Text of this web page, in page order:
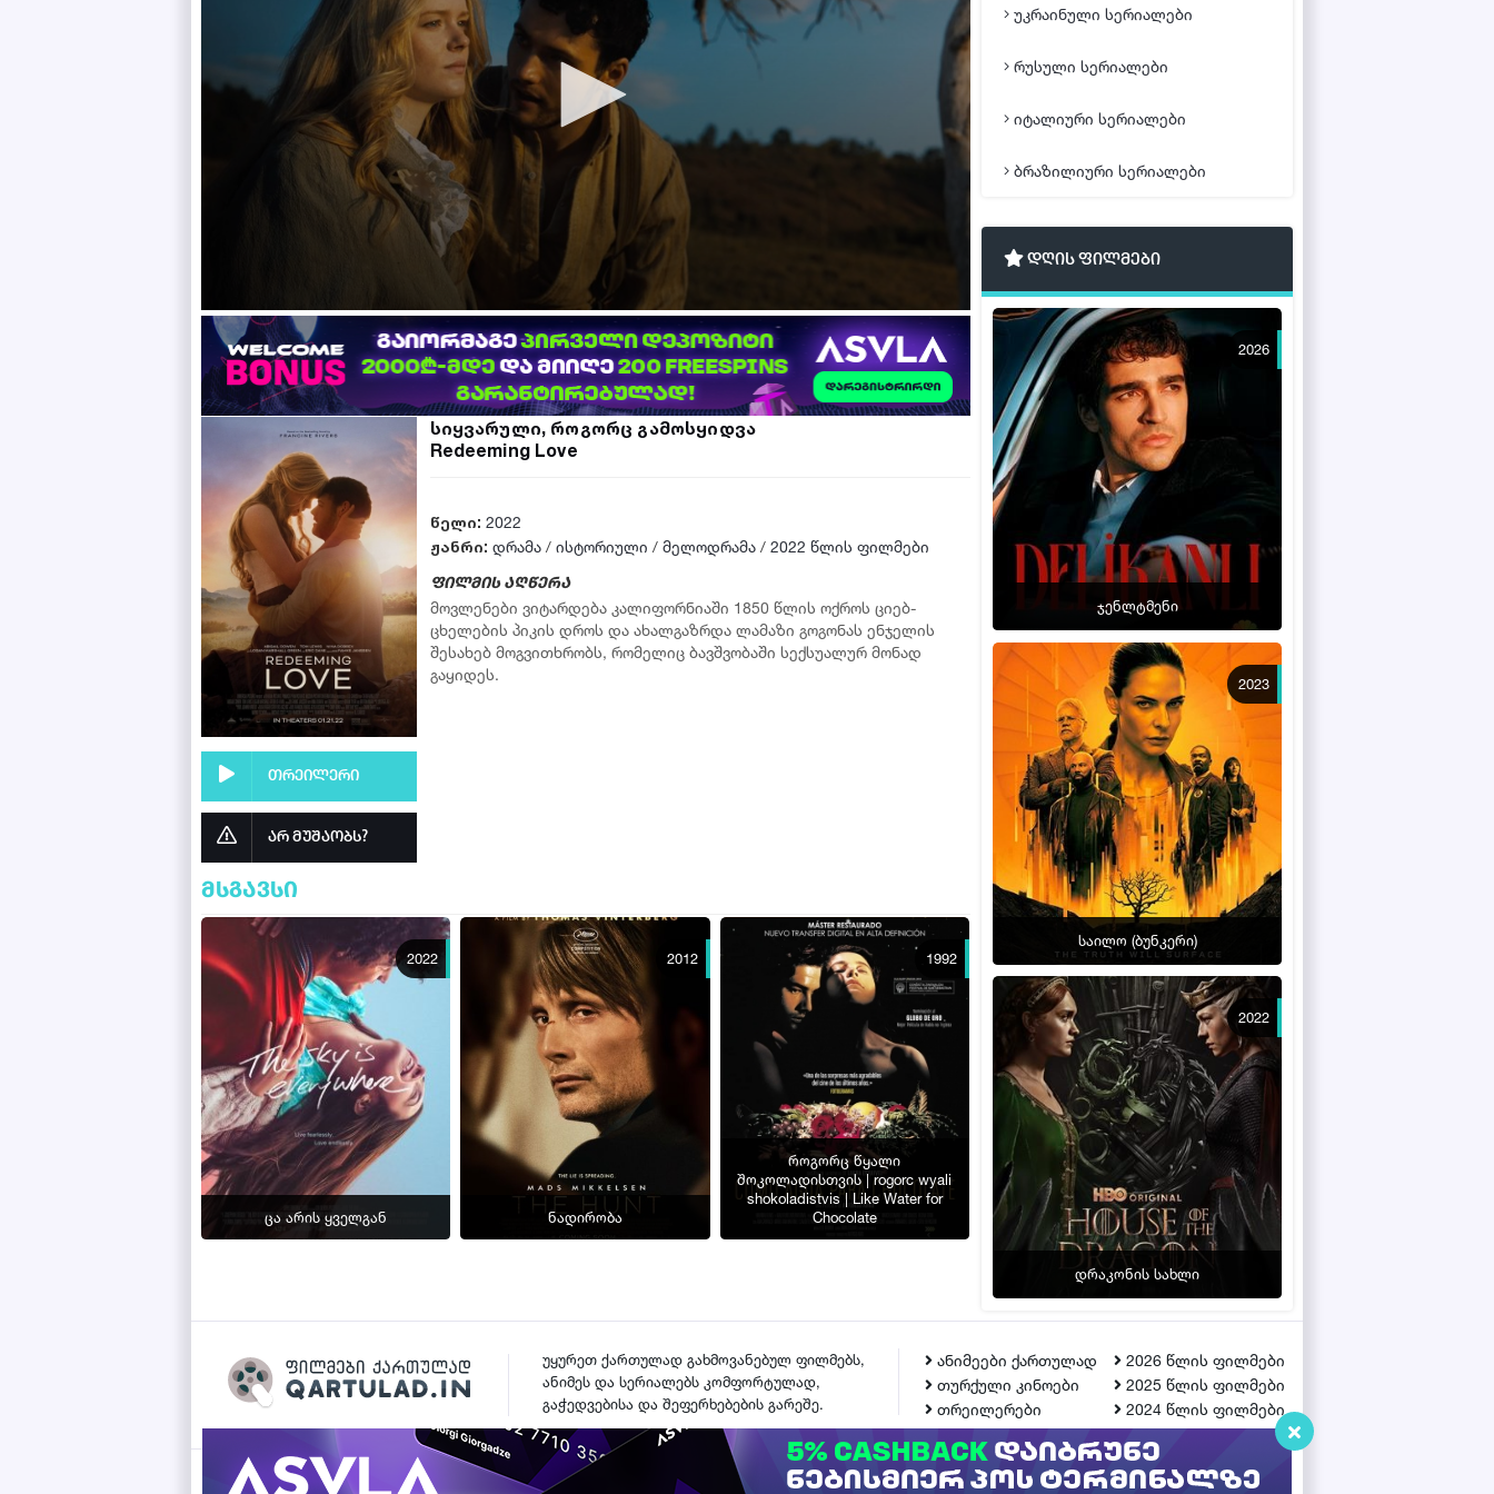
თრეილერი
არ მუშაობს?
სიყვარული, როგორც გამოსყიდვა
Redeeming Love
წელი: 2022
ჟანრი: დრამა/ ისტორიული / მელოდრამა/ 2022 წლის ფილმები
ფილმის აღწერა
მოვლენები ვიტარდება კალიფორნიაში 1850 წლის ოქროს ციებ-
ცხელების პიკის დროს და ახალგაზრდა ლამაზი გოგონას ენჯელის
შესახებ მოგვითხრობს, რომელიც ბავშვობაში სექსუალურ მონად
გაყიდეს.
მსგავსი
2022
ცა არის ყველგან
2012
ნადირობა
1992
როგორც წყალი
შოკოლადისთვის | rogorc wyali
shokoladistvis | Like Water for
Chocolate
უკრაინული სერიალები
რუსული სერიალები
იტალიური სერიალები
ბრაზილიური სერიალები
დღის ფილმები
2026
ჯენლტმენი
2023
საილო (ბუნკერი)
2022
დრაკონის სახლი
უყურეთ ქართულად გახმოვანებულ ფილმებს,
ანიმეს და სერიალებს კომფორტულად,
გაჭედვებისა და შეფერხებების გარეშე.
ანიმეები ქართულად
თურქული კინოები
თრეილერები
2026 წლის ფილმები
2025 წლის ფილმები
2024 წლის ფილმები
ᲙᲝᲜᲢᲐᲥᲢᲘ
Qartulad.in © 2026